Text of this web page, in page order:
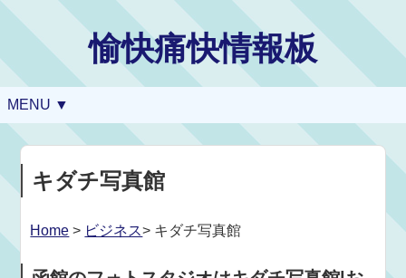
愉快痛快情報板
MENU ▼
キダチ写真館
Home > ビジネス> キダチ写真館